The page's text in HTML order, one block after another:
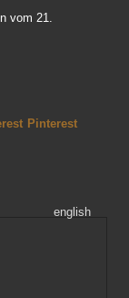
vom 21.
Pinterest
english